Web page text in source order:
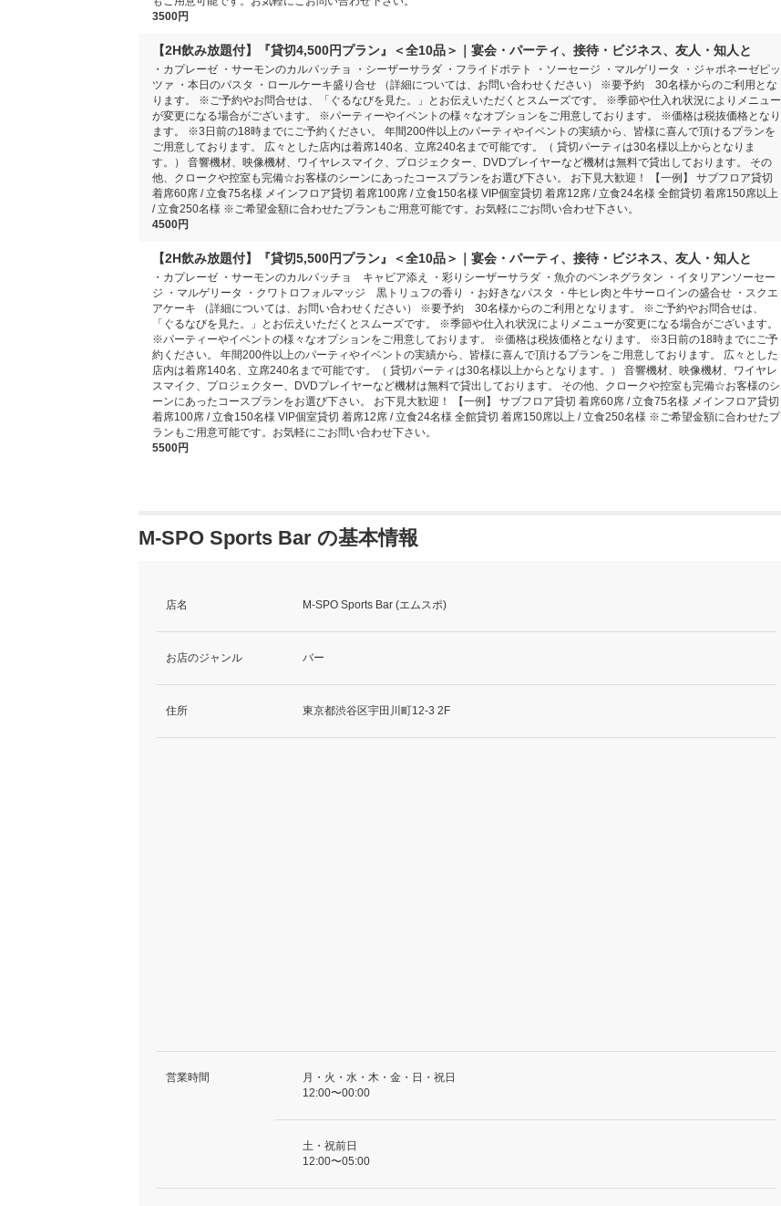
3500円
【2H飲み放題付】『貸切4,500円プラン』＜全10品＞｜宴会・パーティ、接待・ビジネス、友人・知人と
・カプレーゼ ・サーモンのカルパッチョ ・シーザーサラダ ・フライドポテト ・ソーセージ ・マルゲリータ ・ジャポネーゼピッ
ツァ ・本日のパスタ ・ロールケーキ盛り合せ （詳細については、お問い合わせください） ※要予約 30名様からのご利用とな
ります。 ※ご予約やお問合せは、「ぐるなびを見た。」とお伝えいただくとスムーズです。 ※季節や仕入れ状況によりメニュー
が変更になる場合がございます。 ※パーティーやイベントの様々なオプションをご用意しております。 ※価格は税抜価格となり
ます。 ※3日前の18時までにご予約ください。 年間200件以上のパーティやイベントの実績から、皆様に喜んで頂けるプランを
ご用意しております。 広々とした店内は着席140名、立席240名まで可能です。（ 貸切パーティは30名様以上からとなりま
す。） 音響機材、映像機材、ワイヤレスマイク、プロジェクター、DVDプレイヤーなど機材は無料で貸出しております。 その
他、クロークや控室も完備☆お客様のシーンにあったコースプランをお選び下さい。 お下見大歓迎！ 【一例】 サブフロア貸切
着席60席 / 立食75名様 メインフロア貸切 着席100席 / 立食150名様 VIP個室貸切 着席12席 / 立食24名様 全館貸切 着席150席以上
/ 立食250名様 ※ご希望金額に合わせたプランもご用意可能です。お気軽にごお問い合わせ下さい。
4500円
【2H飲み放題付】『貸切5,500円プラン』＜全10品＞｜宴会・パーティ、接待・ビジネス、友人・知人と
・カプレーゼ ・サーモンのカルパッチョ キャビア添え ・彩りシーザーサラダ ・魚介のペンネグラタン ・イタリアンソーセー
ジ ・マルゲリータ ・クワトロフォルマッジ 黒トリュフの香り ・お好きなパスタ ・牛ヒレ肉と牛サーロインの盛合せ ・スクエ
アケーキ （詳細については、お問い合わせください） ※要予約 30名様からのご利用となります。 ※ご予約やお問合せは、
「ぐるなびを見た。」とお伝えいただくとスムーズです。 ※季節や仕入れ状況によりメニューが変更になる場合がございます。
※パーティーやイベントの様々なオプションをご用意しております。 ※価格は税抜価格となります。 ※3日前の18時までにご予
約ください。 年間200件以上のパーティやイベントの実績から、皆様に喜んで頂けるプランをご用意しております。 広々とした
店内は着席140名、立席240名まで可能です。（ 貸切パーティは30名様以上からとなります。） 音響機材、映像機材、ワイヤレ
スマイク、プロジェクター、DVDプレイヤーなど機材は無料で貸出しております。 その他、クロークや控室も完備☆お客様のシ
ーンにあったコースプランをお選び下さい。 お下見大歓迎！ 【一例】 サブフロア貸切 着席60席 / 立食75名様 メインフロア貸切
着席100席 / 立食150名様 VIP個室貸切 着席12席 / 立食24名様 全館貸切 着席150席以上 / 立食250名様 ※ご希望金額に合わせたプ
ランもご用意可能です。お気軽にごお問い合わせ下さい。
5500円
M-SPO Sports Bar の基本情報
店名 M-SPO Sports Bar (エムスポ)
お店のジャンル バー
住所 東京都渋谷区宇田川町12-3 2F
営業時間
月・火・水・木・金・日・祝日
12:00〜00:00
土・祝前日
12:00〜05:00